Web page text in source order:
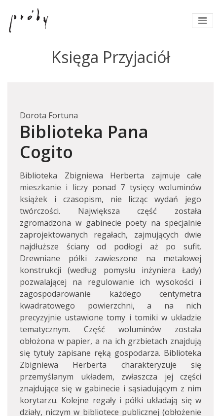
Księga Przyjaciół
Dorota Fortuna
Biblioteka Pana
Cogito
Biblioteka Zbigniewa Herberta zajmuje całe
mieszkanie i liczy ponad 7 tysięcy woluminów
książek i czasopism, nie licząc wydań jego
twórczości. Największa część została
zgromadzona w gabinecie poety na specjalnie
zaprojektowanych regałach, zajmujących dwie
najdłuższe ściany od podłogi aż po sufit.
Drewniane półki zawieszone na metalowej
konstrukcji (według pomysłu inżyniera Łady)
pozwalającej na regulowanie ich wysokości i
zagospodarowanie każdego centymetra
kwadratowego powierzchni, a na nich
precyzyjnie ustawione tomy i tomiki w układzie
tematycznym. Część woluminów została
obłożona w papier, a na ich grzbietach znajdują
się tytuły zapisane ręką gospodarza. Biblioteka
Zbigniewa Herberta charakteryzuje się
przemyślanym układem, zwłaszcza jej części
znajdujące się w gabinecie i sąsiadującym z nim
korytarzu. Kolejne regały i półki układają się w
działy, niczym w bibliotece publicznej (obłożenie